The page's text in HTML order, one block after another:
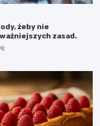
żeby nie
zasad.